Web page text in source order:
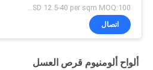
اتصال
ألواح ألومنيوم قرص العسل